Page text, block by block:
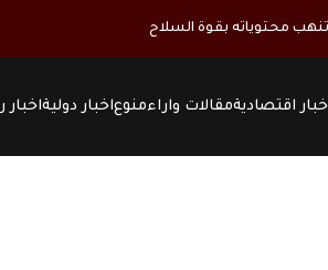
محتوياته بقوة السلاح
اقتصاديةمقالات واراءمنوعاخبار دوليةاخبار